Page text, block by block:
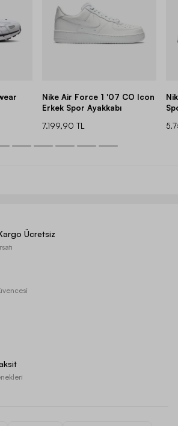
Nike Air Force 1 '07 CO Icon
Erkek Spor Ayakkabı
7.199,90 TL
Ücretsiz